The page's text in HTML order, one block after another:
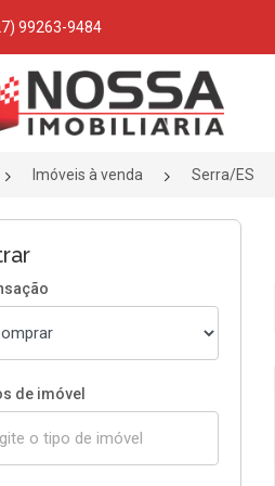
99263-9484
inicial
Imóveis à venda Serra/ES
de imóvel